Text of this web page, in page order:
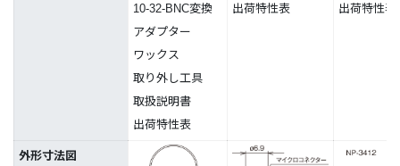
10-32-BNC変換
アダプター
ワックス
取り外し工具
取扱説明書
出荷特性表
出荷特性表
出荷特性表
外形寸法図